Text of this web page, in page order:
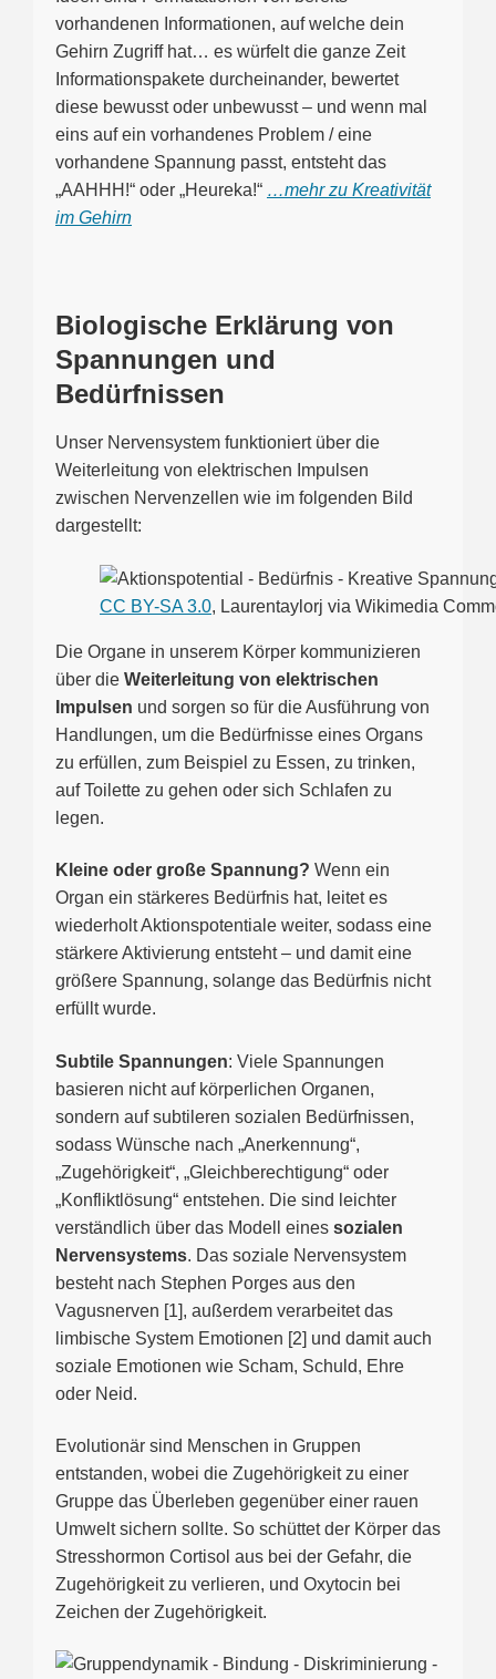
vorhandenen Informationen, auf welche dein
Gehirn Zugriff hat… es würfelt die ganze Zeit
Informationspakete durcheinander, bewertet
diese bewusst oder unbewusst – und wenn mal
eins auf ein vorhandenes Problem / eine
vorhandene Spannung passt, entsteht das
„AAHHH!“ oder „Heureka!“ …mehr zu Kreativität
im Gehirn
Biologische Erklärung von
Spannungen und
Bedürfnissen
Unser Nervensystem funktioniert über die
Weiterleitung von elektrischen Impulsen
zwischen Nervenzellen wie im folgenden Bild
dargestellt:
CC BY-SA 3.0, Laurentaylorj via Wikimedia
Die Organe in unserem Körper kommunizieren
über die Weiterleitung von elektrischen
Impulsen und sorgen so für die Ausführung von
Handlungen, um die Bedürfnisse eines Organs
zu erfüllen, zum Beispiel zu Essen, zu trinken,
auf Toilette zu gehen oder sich Schlafen zu
legen.
Kleine oder große Spannung? Wenn ein
Organ ein stärkeres Bedürfnis hat, leitet es
wiederholt Aktionspotentiale weiter, sodass eine
stärkere Aktivierung entsteht – und damit eine
größere Spannung, solange das Bedürfnis nicht
erfüllt wurde.
Subtile Spannungen: Viele Spannungen
basieren nicht auf körperlichen Organen,
sondern auf subtileren sozialen Bedürfnissen,
sodass Wünsche nach „Anerkennung“,
„Zugehörigkeit“, „Gleichberechtigung“ oder
„Konfliktlösung“ entstehen. Die sind leichter
verständlich über das Modell eines sozialen
Nervensystems. Das soziale Nervensystem
besteht nach Stephen Porges aus den
Vagusnerven [1], außerdem verarbeitet das
limbische System Emotionen [2] und damit auch
soziale Emotionen wie Scham, Schuld, Ehre
oder Neid.
Evolutionär sind Menschen in Gruppen
entstanden, wobei die Zugehörigkeit zu einer
Gruppe das Überleben gegenüber einer rauen
Umwelt sichern sollte. So schüttet der Körper das
Stresshormon Cortisol aus bei der Gefahr, die
Zugehörigkeit zu verlieren, und Oxytocin bei
Zeichen der Zugehörigkeit.